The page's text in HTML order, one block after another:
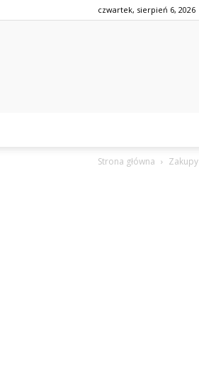
czwartek, sierpień 6, 2026
Strona główna Zakupy